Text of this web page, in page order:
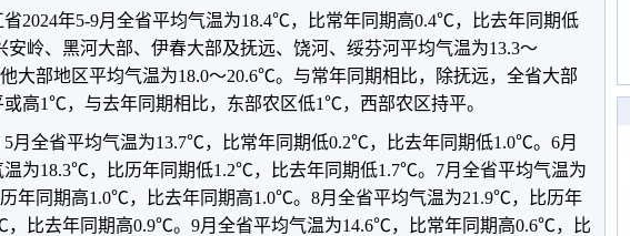
省2024年5-9月全省平均气温为18.4℃，比常年同期高0.4℃，比去年同期低
岭、黑河大部、伊春大部及抚远、饶河、绥芬河平均气温为13.3～
大部地区平均气温为18.0～20.6℃。与常年同期相比，除抚远，全省大部
或高1℃，与去年同期相比，东部农区低1℃，西部农区持平。
5月全省平均气温为13.7℃，比常年同期低0.2℃，比去年同期低1.0℃。6月
温为18.3℃，比历年同期低1.2℃，比去年同期低1.7℃。7月全省平均气温为
年同期高1.0℃，比去年同期高1.0℃。8月全省平均气温为21.9℃，比历年
，比去年同期高0.9℃。9月全省平均气温为14.6℃，比常年同期高0.6℃，比